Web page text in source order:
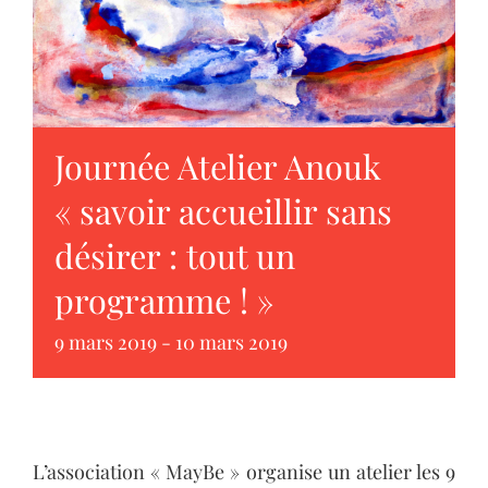
Journée Atelier Anouk
« savoir accueillir sans
désirer : tout un
programme ! »
9 mars 2019 - 10 mars 2019
L’association « MayBe » organise un atelier les 9